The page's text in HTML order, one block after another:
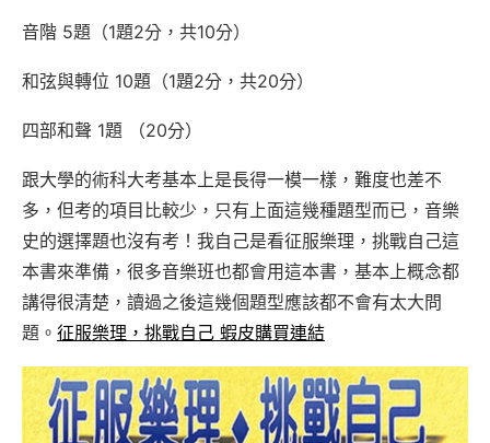
音階 5題（1題2分，共10分）
和弦與轉位 10題（1題2分，共20分）
四部和聲 1題 （20分）
跟大學的術科大考基本上是長得一模一樣，難度也差不
多，但考的項目比較少，只有上面這幾種題型而已，音樂
史的選擇題也沒有考！我自己是看征服樂理，挑戰自己這
本書來準備，很多音樂班也都會用這本書，基本上概念都
講得很清楚，讀過之後這幾個題型應該都不會有太大問
題。 征服樂理，挑戰自己 蝦皮購買連結